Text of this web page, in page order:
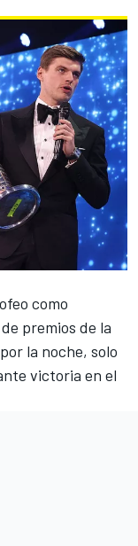
como
premios de la
la noche, solo
victoria en el